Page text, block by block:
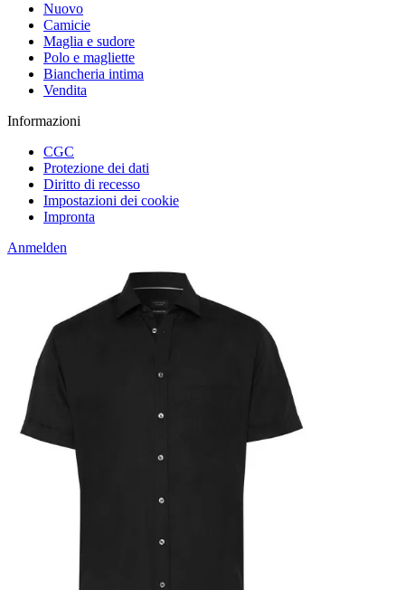
Nuovo
Camicie
Maglia e sudore
Polo e magliette
Biancheria intima
Vendita
Informazioni
CGC
Protezione dei dati
Diritto di recesso
Impostazioni dei cookie
Impronta
Anmelden